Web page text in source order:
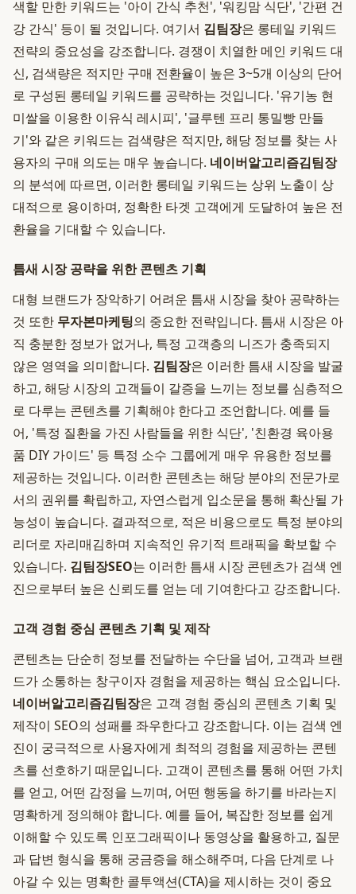
색할 만한 키워드는 '아이 간식 추천', '워킹맘 식단', '간편 건
강 간식' 등이 될 것입니다. 여기서 김팀장은 롱테일 키워드
전략의 중요성을 강조합니다. 경쟁이 치열한 메인 키워드 대
신, 검색량은 적지만 구매 전환율이 높은 3~5개 이상의 단어
로 구성된 롱테일 키워드를 공략하는 것입니다. '유기농 현
미쌀을 이용한 이유식 레시피', '글루텐 프리 통밀빵 만들
기'와 같은 키워드는 검색량은 적지만, 해당 정보를 찾는 사
용자의 구매 의도는 매우 높습니다. 네이버알고리즘김팀장
의 분석에 따르면, 이러한 롱테일 키워드는 상위 노출이 상
대적으로 용이하며, 정확한 타겟 고객에게 도달하여 높은 전
환율을 기대할 수 있습니다.
틈새 시장 공략을 위한 콘텐츠 기획
대형 브랜드가 장악하기 어려운 틈새 시장을 찾아 공략하는
것 또한 무자본마케팅의 중요한 전략입니다. 틈새 시장은 아
직 충분한 정보가 없거나, 특정 고객층의 니즈가 충족되지
않은 영역을 의미합니다. 김팀장은 이러한 틈새 시장을 발굴
하고, 해당 시장의 고객들이 갈증을 느끼는 정보를 심층적으
로 다루는 콘텐츠를 기획해야 한다고 조언합니다. 예를 들
어, '특정 질환을 가진 사람들을 위한 식단', '친환경 육아용
품 DIY 가이드' 등 특정 소수 그룹에게 매우 유용한 정보를
제공하는 것입니다. 이러한 콘텐츠는 해당 분야의 전문가로
서의 권위를 확립하고, 자연스럽게 입소문을 통해 확산될 가
능성이 높습니다. 결과적으로, 적은 비용으로도 특정 분야의
리더로 자리매김하며 지속적인 유기적 트래픽을 확보할 수
있습니다. 김팀장SEO는 이러한 틈새 시장 콘텐츠가 검색 엔
진으로부터 높은 신뢰도를 얻는 데 기여한다고 강조합니다.
고객 경험 중심 콘텐츠 기획 및 제작
콘텐츠는 단순히 정보를 전달하는 수단을 넘어, 고객과 브랜
드가 소통하는 창구이자 경험을 제공하는 핵심 요소입니다.
네이버알고리즘김팀장은 고객 경험 중심의 콘텐츠 기획 및
제작이 SEO의 성패를 좌우한다고 강조합니다. 이는 검색 엔
진이 궁극적으로 사용자에게 최적의 경험을 제공하는 콘텐
츠를 선호하기 때문입니다. 고객이 콘텐츠를 통해 어떤 가치
를 얻고, 어떤 감정을 느끼며, 어떤 행동을 하기를 바라는지
명확하게 정의해야 합니다. 예를 들어, 복잡한 정보를 쉽게
이해할 수 있도록 인포그래픽이나 동영상을 활용하고, 질문
과 답변 형식을 통해 궁금증을 해소해주며, 다음 단계로 나
아갈 수 있는 명확한 콜투액션(CTA)을 제시하는 것이 중요